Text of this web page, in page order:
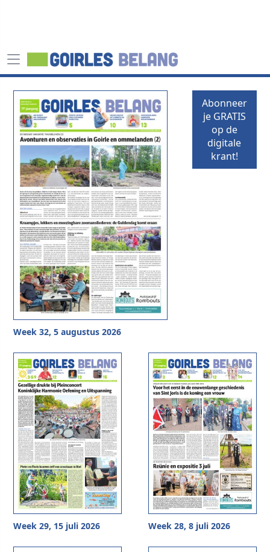
Abonneer
je GRATIS
op de
digitale
krant!
Week 32, 5 augustus 2026
Week 29, 15 juli 2026 Week 28, 8 juli 2026